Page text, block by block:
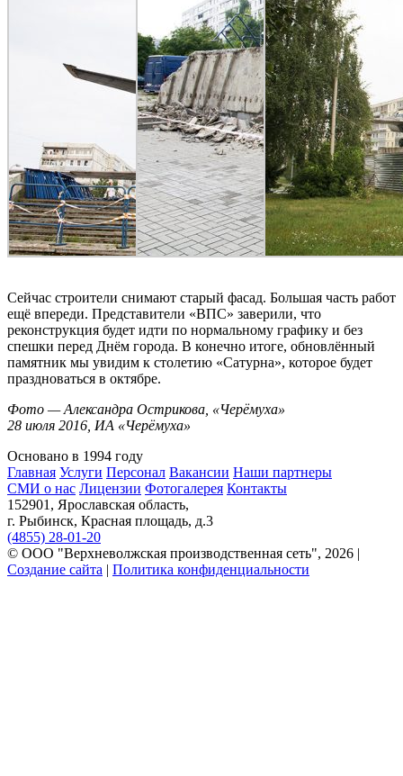
Сейчас строители снимают старый фасад. Большая часть работ
ещё впереди. Представители «ВПС» заверили, что
реконструкция будет идти по нормальному графику и без
спешки перед Днём города. В конечно итоге, обновлённый
памятник мы увидим к столетию «Сатурна», которое будет
праздноваться в октябре.
Фото — Александра Острикова, «Черёмуха»
28 июля 2016, ИА «Черёмуха»
Основано в 1994 году
Главная Услуги Персонал Вакансии Наши партнеры
СМИ о нас Лицензии Фотогалерея Контакты
152901, Ярославская область,
г. Рыбинск, Красная площадь, д.3
(4855) 28-01-20
© ООО "Верхневолжская производственная сеть", 2026 |
Создание сайта | Политика конфиденциальности